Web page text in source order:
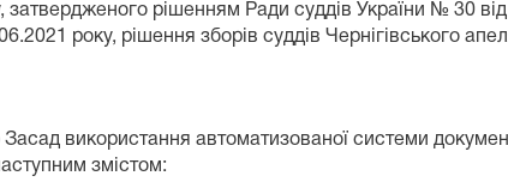
затвердженого рішенням Ради суддів України № 30
року, рішення зборів суддів Чернігівського
використання автоматизованої системи
змістом: